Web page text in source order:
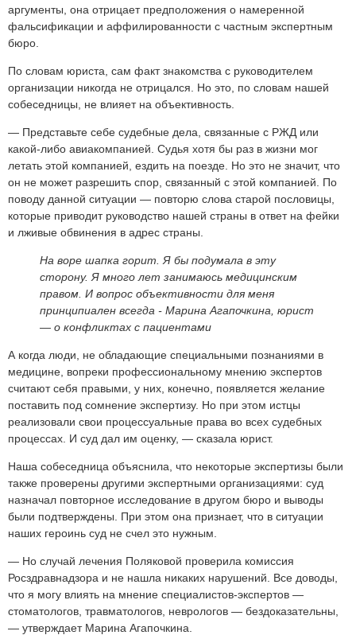
аргументы, она отрицает предположения о намеренной
фальсификации и аффилированности с частным экспертным
бюро.
По словам юриста, сам факт знакомства с руководителем
организации никогда не отрицался. Но это, по словам нашей
собеседницы, не влияет на объективность.
— Представьте себе судебные дела, связанные с РЖД или
какой-либо авиакомпанией. Судья хотя бы раз в жизни мог
летать этой компанией, ездить на поезде. Но это не значит, что
он не может разрешить спор, связанный с этой компанией. По
поводу данной ситуации — повторю слова старой пословицы,
которые приводит руководство нашей страны в ответ на фейки
и лживые обвинения в адрес страны.
На воре шапка горит. Я бы подумала в эту
сторону. Я много лет занимаюсь медицинским
правом. И вопрос объективности для меня
принципиален всегда - Марина Агапочкина, юрист
— о конфликтах с пациентами
А когда люди, не обладающие специальными познаниями в
медицине, вопреки профессиональному мнению экспертов
считают себя правыми, у них, конечно, появляется желание
поставить под сомнение экспертизу. Но при этом истцы
реализовали свои процессуальные права во всех судебных
процессах. И суд дал им оценку, — сказала юрист.
Наша собеседница объяснила, что некоторые экспертизы были
также проверены другими экспертными организациями: суд
назначал повторное исследование в другом бюро и выводы
были подтверждены. При этом она признает, что в ситуации
наших героинь суд не счел это нужным.
— Но случай лечения Поляковой проверила комиссия
Росздравнадзора и не нашла никаких нарушений. Все доводы,
что я могу влиять на мнение специалистов-экспертов —
стоматологов, травматологов, неврологов — бездоказательны,
— утверждает Марина Агапочкина.